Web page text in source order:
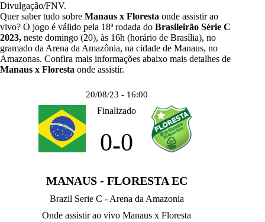
Divulgação/FNV.
Quer saber tudo sobre Manaus x Floresta onde assistir ao
vivo? O jogo é válido pela 18ª rodada do Brasileirão Série C
2023, neste domingo (20), às 16h (horário de Brasília), no
gramado da Arena da Amazônia, na cidade de Manaus, no
Amazonas. Confira mais informações abaixo mais detalhes de
Manaus x Floresta onde assistir.
20/08/23 - 16:00
Finalizado
0-0
MANAUS - FLORESTA EC
Brazil Serie C - Arena da Amazonia
Onde assistir ao vivo Manaus x Floresta